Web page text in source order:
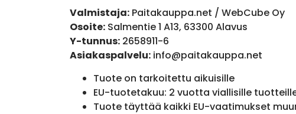
Valmistaja:Paitakauppa.net / WebCube Oy
Osoite:Salmentie 1 A13, 63300 Alavus
Y-tunnus:2658911-6
Asiakaspalvelu: info@paitakauppa.net
Tuote on tarkoitettu aikuisille
EU-tuotetakuu: 2 vuotta viallisille
Tuote täyttää kaikki EU-vaatimukset